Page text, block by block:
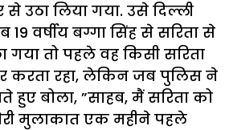
उठा लिया गया. उसे दिल्ली
वर्षीय बग्गा सिंह से सरिता से
तो पहले वह किसी सरिता
करता रहा, लेकिन जब पुलिस ने
हुए बोला, ”साहब, मैं सरिता को
मुलाकात एक महीने पहले